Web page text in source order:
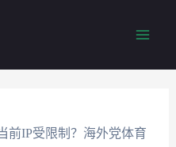
前IP受限制？海外党体育